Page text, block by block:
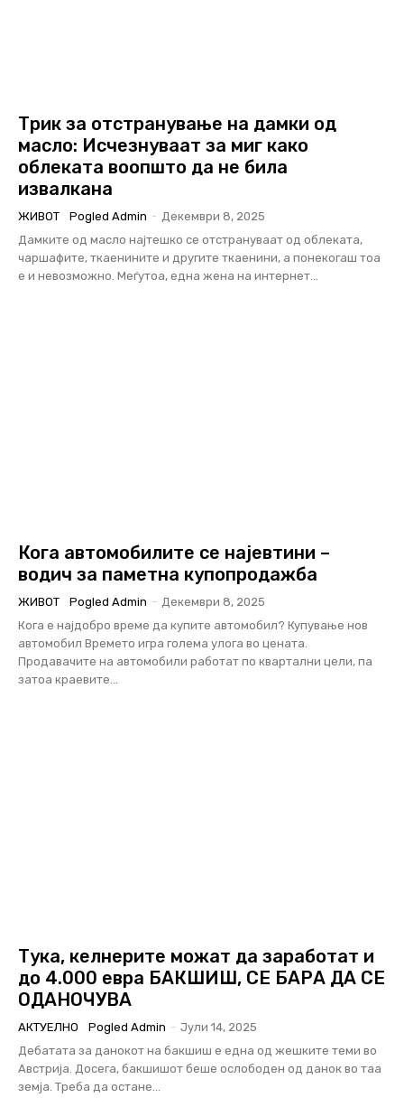
Трик за отстранување на дамки од
масло: Исчезнуваат за миг како
облеката воопшто да не била
извалкана
ЖИВОТ Pogled Admin - Декември 8, 2025
Дамките од масло најтешко се отстрануваат од облеката,
чаршафите, ткаенините и другите ткаенини, а понекогаш тоа
е и невозможно. Меѓутоа, една жена на интернет...
Кога автомобилите се најевтини –
водич за паметна купопродажба
ЖИВОТ Pogled Admin - Декември 8, 2025
Кога е најдобро време да купите автомобил? Купување нов
автомобил Времето игра голема улога во цената.
Продавачите на автомобили работат по квартални цели, па
затоа краевите...
Тука, келнерите можат да заработат и
до 4.000 евра БАКШИШ, СЕ БАРА ДА СЕ
ОДАНОЧУВА
АКТУЕЛНО Pogled Admin - Јули 14, 2025
Дебатата за данокот на бакшиш е една од жешките теми во
Австрија. Досега, бакшишот беше ослободен од данок во таа
земја. Треба да остане...